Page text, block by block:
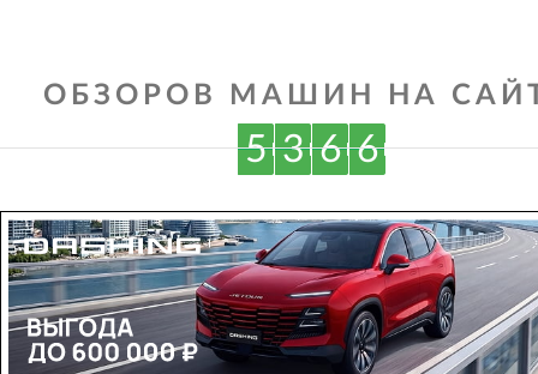
ОБЗОРОВ МАШИН НА
5 3 6 6